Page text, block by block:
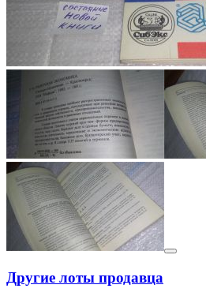
Другие лоты продавца